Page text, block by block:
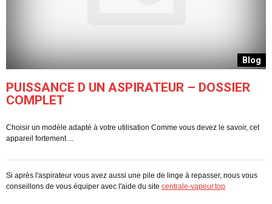
Blog
PUISSANCE D UN ASPIRATEUR – DOSSIER
COMPLET
Choisir un modèle adapté à votre utilisation Comme vous devez le savoir, cet
appareil fortement ...
Si après l'aspirateur vous avez aussi une pile de linge à repasser, nous vous
conseillons de vous équiper avec l'aide du site centrale-vapeur.top